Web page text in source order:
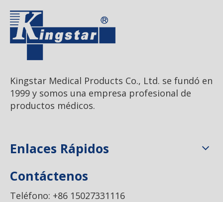
Kingstar Medical Products Co., Ltd. se fundó en
1999 y somos una empresa profesional de
productos médicos.
Enlaces Rápidos
Contáctenos
Teléfono: +86 15027331116